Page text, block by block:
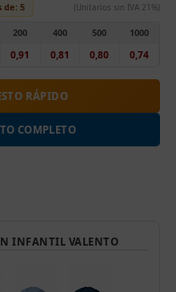
de: 5 (Unitarios sin IVA 21%)
200
0,91
400
0,81
500
0,80
1000
0,74
RÁPIDO
COMPLETO
INFANTIL VALENTO